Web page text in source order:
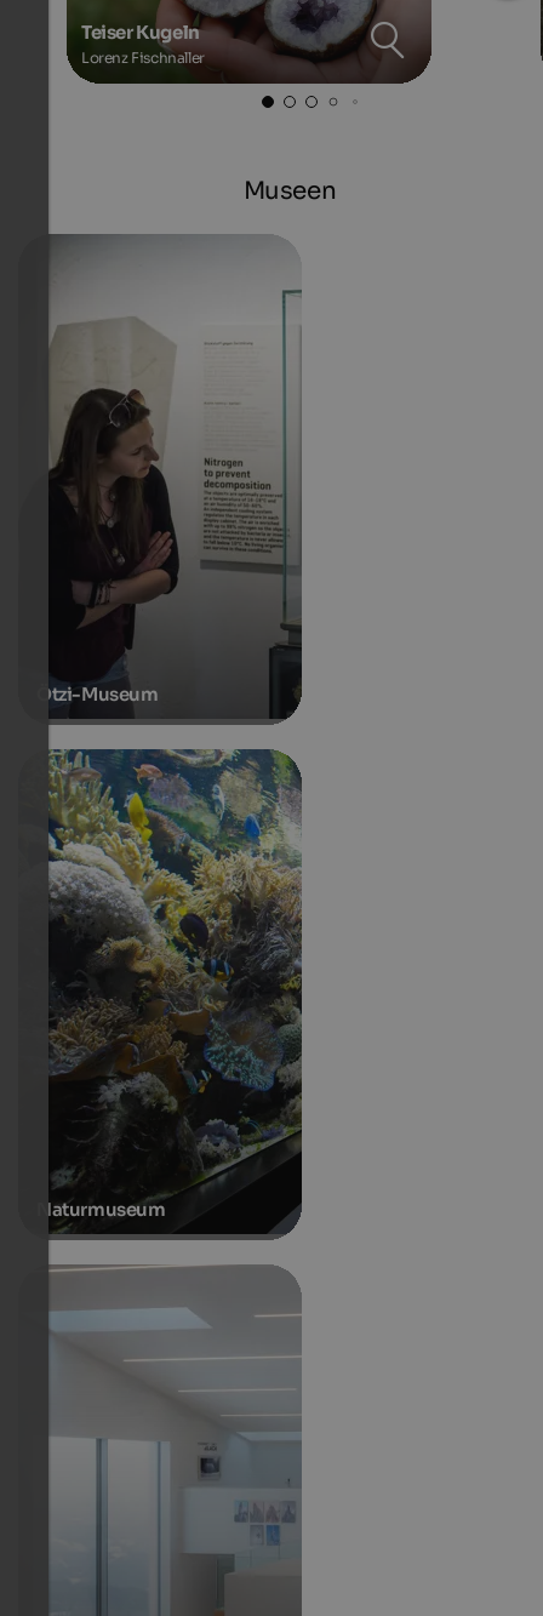
Teiser Kugeln
Lorenz Fischnaller
Museen
Ötzi-Museum
Naturmuseum